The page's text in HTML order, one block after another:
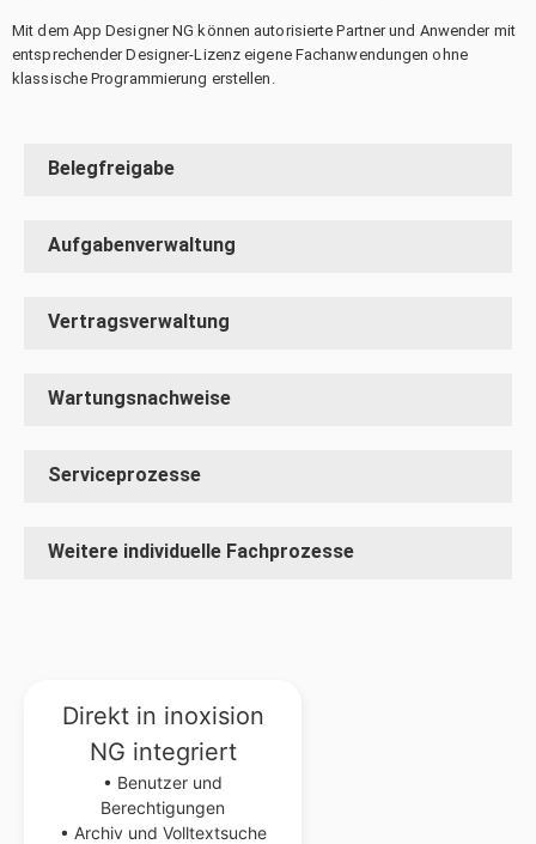
Mit dem App Designer NG können autorisierte Partner und Anwender mit
entsprechender Designer-Lizenz eigene Fachanwendungen ohne
klassische Programmierung erstellen.
Belegfreigabe
Aufgabenverwaltung
Vertragsverwaltung
Wartungsnachweise
Serviceprozesse
Weitere individuelle Fachprozesse
Direkt in inoxision
NG integriert
• Benutzer und
Berechtigungen
• Archiv und Volltextsuche